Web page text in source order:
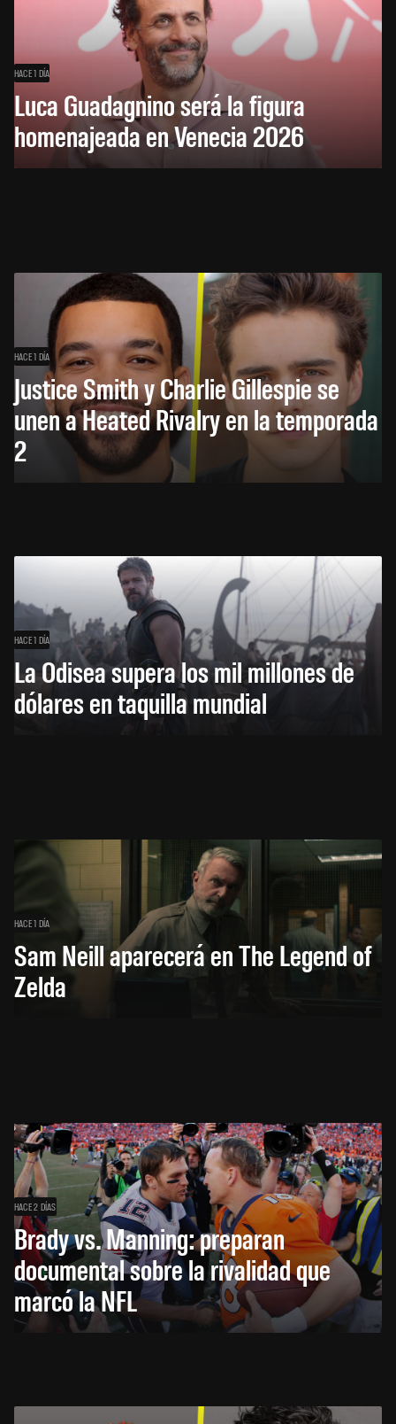
HACE 1 DÍA
Luca Guadagnino será la figura
homenajeada en Venecia 2026
HACE 1 DÍA
Justice Smith y Charlie Gillespie se
unen a Heated Rivalry en la temporada
2
HACE 1 DÍA
La Odisea supera los mil millones de
dólares en taquilla mundial
HACE 1 DÍA
Sam Neill aparecerá en The Legend of
Zelda
HACE 2 DÍAS
Brady vs. Manning: preparan
documental sobre la rivalidad que
marcó la NFL